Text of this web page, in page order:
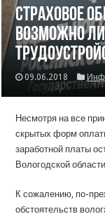
Страховое
возможно
09.06.2018
Несмотря на все
скрытых форм
заработной платы
Вологодской
К сожалению, по-
обстоятельств